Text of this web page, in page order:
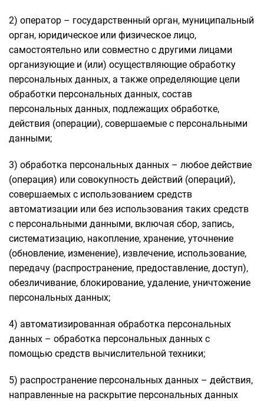
2) оператор – государственный орган, муниципальный
орган, юридическое или физическое лицо,
самостоятельно или совместно с другими лицами
организующие и (или) осуществляющие обработку
персональных данных, а также определяющие цели
обработки персональных данных, состав
персональных данных, подлежащих обработке,
действия (операции), совершаемые с персональными
данными;
3) обработка персональных данных – любое действие
(операция) или совокупность действий (операций),
совершаемых с использованием средств
автоматизации или без использования таких средств
с персональными данными, включая сбор, запись,
систематизацию, накопление, хранение, уточнение
(обновление, изменение), извлечение, использование,
передачу (распространение, предоставление, доступ),
обезличивание, блокирование, удаление, уничтожение
персональных данных;
4) автоматизированная обработка персональных
данных – обработка персональных данных с
помощью средств вычислительной техники;
5) распространение персональных данных – действия,
направленные на раскрытие персональных данных